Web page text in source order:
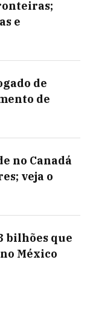
e
de
de
no Canadá
veja o
bilhões que
México